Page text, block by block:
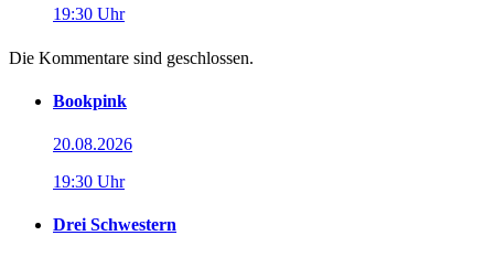
19:30 Uhr
Die Kommentare sind geschlossen.
Bookpink
20.08.2026
19:30 Uhr
Drei Schwestern